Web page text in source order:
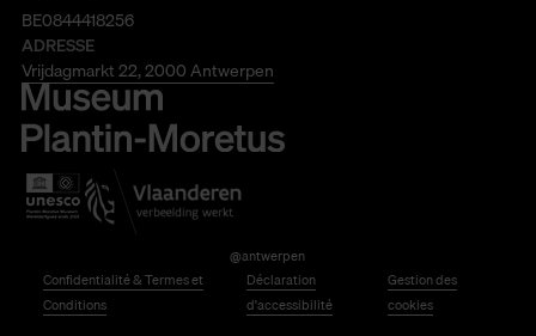
BE0844418256
ADRESSE
Vrijdagmarkt 22, 2000 Antwerpen
@antwerpen
Confidentialité & Termes et
Conditions
Déclaration
d'accessibilité
Gestion des
cookies